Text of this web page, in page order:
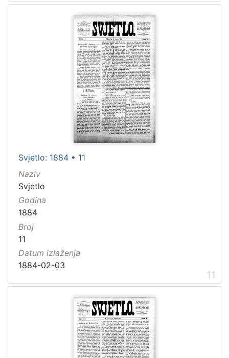
Svjetlo: 1884 • 11
Naziv
Svjetlo
Godina
1884
Broj
11
Datum izlaženja
1884-02-03
11